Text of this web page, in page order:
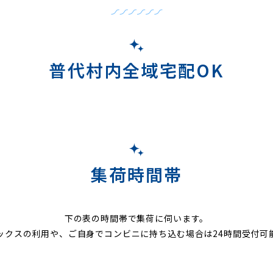
普代村内全域宅配OK
集荷時間帯
下の表の時間帯で集荷に伺います。
クスの利用や、ご自身でコンビニに持ち込む場合は24時間受付可